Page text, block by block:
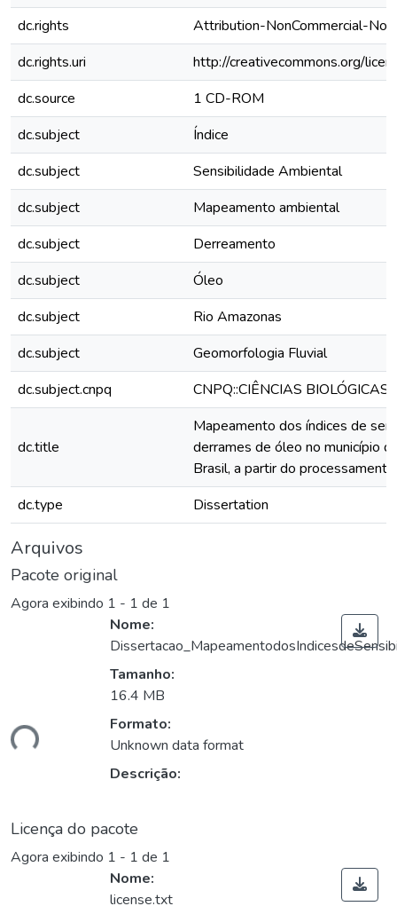
dc.rights
Attribution-NonCommercial-
dc.rights.uri
http://creativecommons.org/
dc.source
1 CD-ROM
dc.subject
Índice
dc.subject
Sensibilidade Ambiental
dc.subject
Mapeamento ambiental
dc.subject
Derreamento
dc.subject
Óleo
dc.subject
Rio Amazonas
dc.subject
Geomorfologia Fluvial
dc.subject.cnpq
CNPQ::CIÊNCIAS BIOLÓGICAS
dc.title
Mapeamento dos índices de
derrames de óleo no município
Brasil, a partir do
dc.type
Dissertation
Arquivos
Pacote original
Agora exibindo 1 - 1 de 1
Nome:
Tamanho:
16.4 MB
Formato:
Unknown data format
Descrição:
Licença do pacote
Agora exibindo 1 - 1 de 1
Nome:
license.txt